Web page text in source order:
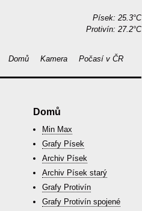
Písek: 25.3°C
Protivín: 27.2°C
Domů Kamera Počasí v ČR
Domů
Min Max
Grafy Písek
Archiv Písek
Archiv Písek starý
Grafy Protivín
Grafy Protivín spojené